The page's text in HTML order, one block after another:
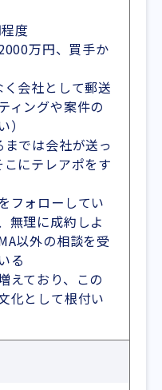
度
万円、買手か
く会社として郵送
ィングや案件の
までは会社が送っ
にテレアポをす
フォローしてい
無理に成約しよ
以外の相談を受
る
えており、この
化として根付い